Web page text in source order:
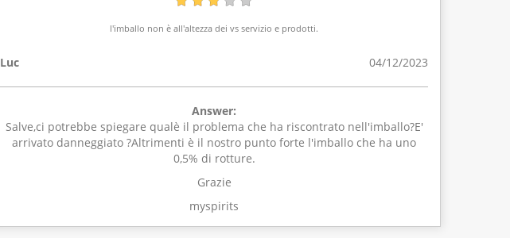
l'imballo non è all'altezza dei vs servizio e prodotti.
Luc 04/12/2023
Answer:
Salve,ci potrebbe spiegare qualè il problema che ha riscontrato nell'imballo?E'
arrivato danneggiato ?Altrimenti è il nostro punto forte l'imballo che ha uno
0,5% di rotture.
Grazie
myspirits